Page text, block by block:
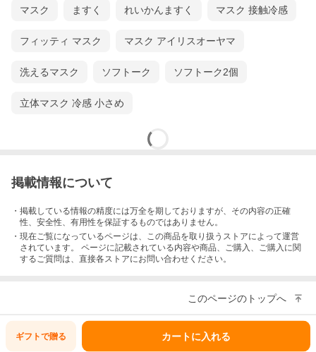
マスク ますく れいかんますく マスク 接触冷感
フィッティ マスク マスク アイリスオーヤマ
洗えるマスク ソフトーク ソフトーク2個
立体マスク 冷感 小さめ
掲載情報について
・掲載している情報の精度には万全を期しておりますが、その内容の正確
性、安全性、有用性を保証するものではありません。
・現在ご覧になっているページは、この商品を取り扱うストアによって運営
されています。 ページに記載されている内容や商品、ご購入 、ご購入に関
するご質問は、直接各ストアにお問い合わせください。
このページのトップへ
ギフトで贈る カートに入れる